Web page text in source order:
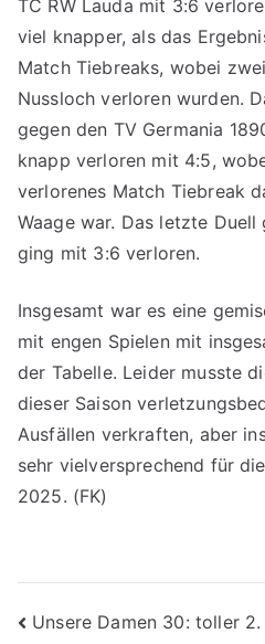
TC RW Lauda mit 3:6
viel knapper, als das
Match Tiebreaks, wobei
Nussloch verloren wurden.
gegen den TV Germania
knapp verloren mit 4:5,
verlorenes Match Tiebreak
Waage war. Das letzte Duell
ging mit 3:6 verloren.
Insgesamt war es eine
mit engen Spielen mit
der Tabelle. Leider musste
dieser Saison
Ausfällen verkraften, aber
sehr vielversprechend für
2025. (FK)
Unsere Damen 30: toller 2.